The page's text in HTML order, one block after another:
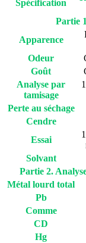
Spécification
Partie
Apparence
Odeur
Goût
Analyse par
tamisage
Perte au séchage
Cendre
Essai
Solvant
Partie 2.
Métal lourd total
Pb
Comme
CD
Hg